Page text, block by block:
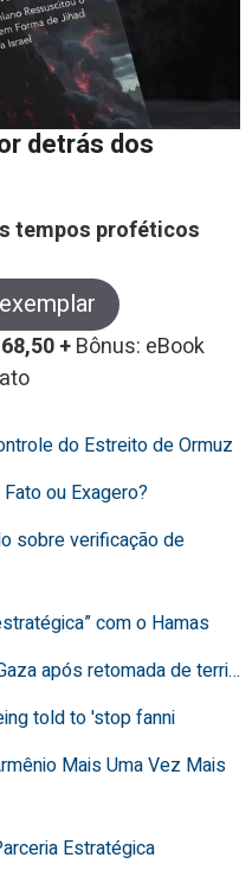
detrás dos
tempos proféticos
68,50 +Bônus: eBook
do Estreito de Ormuz
ou Exagero?
sobre verificação de
com o Hamas
após retomada de terri…
told to 'stop fanni
Mais Uma Vez Mais
Estratégica